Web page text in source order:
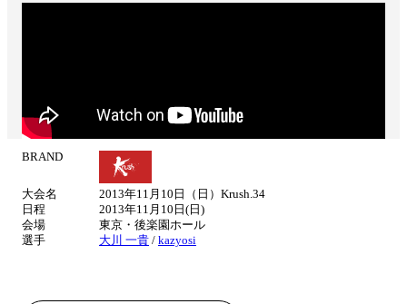
BRAND
大会名
2013年11月10日（日）Krush.34
日程
2013年11月10日(日)
会場
東京・後楽園ホール
選手
大川 一貴 / kazyosi